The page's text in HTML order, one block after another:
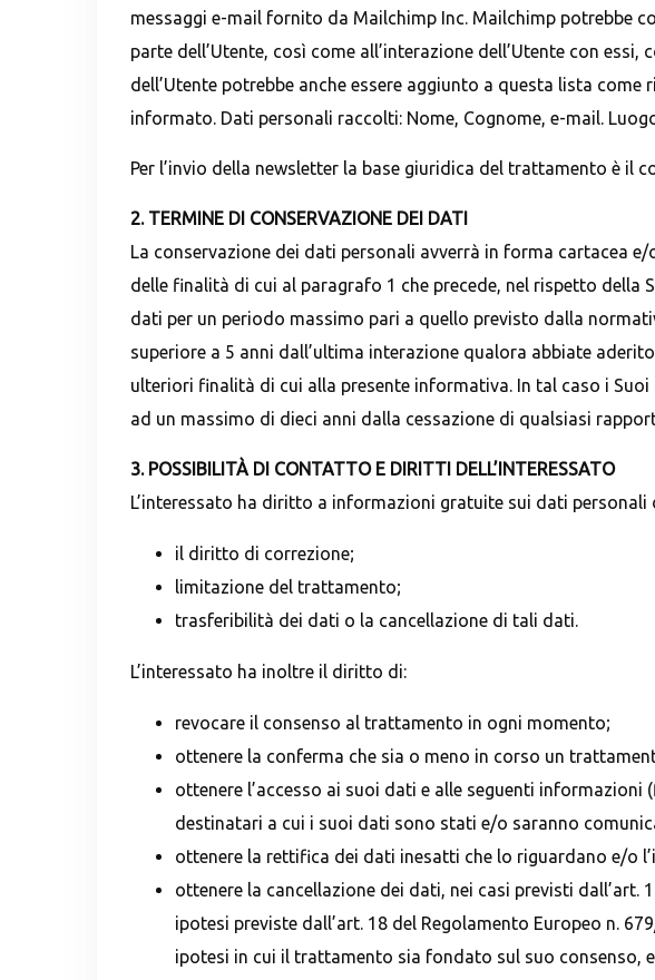
messaggi e-mail fornito da Mailchimp Inc. Mailchimp potrebbe
parte dell’Utente, così come all’interazione dell’Utente con
dell’Utente potrebbe anche essere aggiunto a questa lista
informato. Dati personali raccolti: Nome, Cognome, e-mail.
Per l’invio della newsletter la base giuridica del trattamento è il
2. TERMINE DI CONSERVAZIONE DEI DATI
La conservazione dei dati personali avverrà in forma cartacea
delle finalità di cui al paragrafo 1 che precede, nel rispetto
dati per un periodo massimo pari a quello previsto dalla
superiore a 5 anni dall’ultima interazione qualora abbiate
ulteriori finalità di cui alla presente informativa. In tal caso i
ad un massimo di dieci anni dalla cessazione di qualsiasi
3. POSSIBILITÀ DI CONTATTO E DIRITTI DELL’INTERESSATO
L’interessato ha diritto a informazioni gratuite sui dati personali
il diritto di correzione;
limitazione del trattamento;
trasferibilità dei dati o la cancellazione di tali dati.
L’interessato ha inoltre il diritto di:
revocare il consenso al trattamento in ogni momento;
ottenere la conferma che sia o meno in corso un
ottenere l’accesso ai suoi dati e alle seguenti
destinatari a cui i suoi dati sono stati e/o saranno
ottenere la rettifica dei dati inesatti che lo riguardano e/o
ottenere la cancellazione dei dati, nei casi previsti
ipotesi previste dall’art. 18 del Regolamento Europeo n.
ipotesi in cui il trattamento sia fondato sul suo consenso,